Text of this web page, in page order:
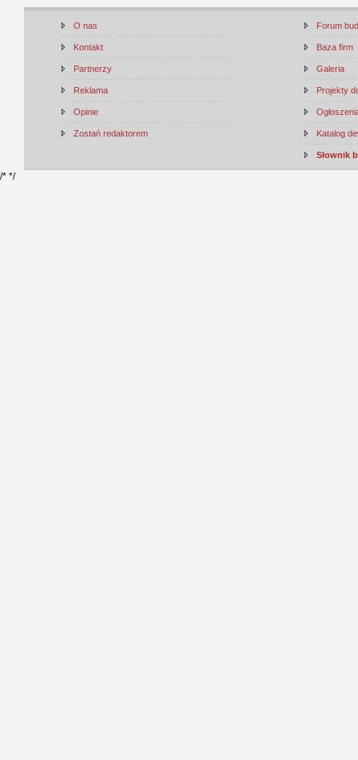
O nas
Kontakt
Partnerzy
Reklama
Opinie
Zostań redaktorem
Forum
Baza firm
Galeria
Projekty
Katalog
Słownik
/* */